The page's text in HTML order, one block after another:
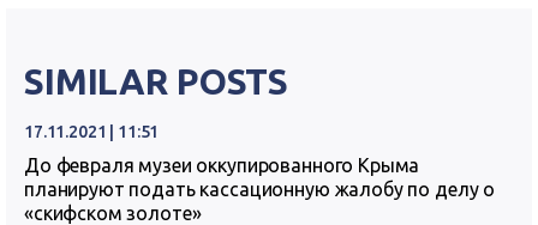
SIMILAR POSTS
17.11.2021 | 11:51
До февраля музеи оккупированного Крыма
планируют подать кассационную жалобу по делу о
«скифском золоте»